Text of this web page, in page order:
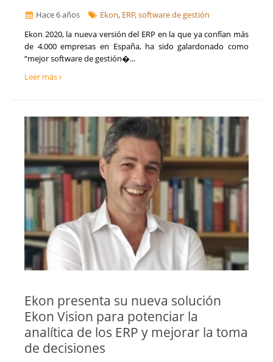
Santa Cruz de Tenerife
Sevilla
Soria
Teruel
Valladolid
Zamora
Zaragoza
Salud
Seguridad Alimentaria
Seguros
Talento, Recursos Humanos y selección de personal
Tecnología, Software e IA
Hace 6 años
Ekon, ERP,software de gestión
Ekon 2020, la nueva versión del ERP en la que ya confían más
de 4.000 empresas en España, ha sido galardonado como
“mejor software de gestión�...
Leer más
Ekon presenta su nueva solución
Ekon Vision para potenciar la
analítica de los ERP y mejorar la toma
de decisiones